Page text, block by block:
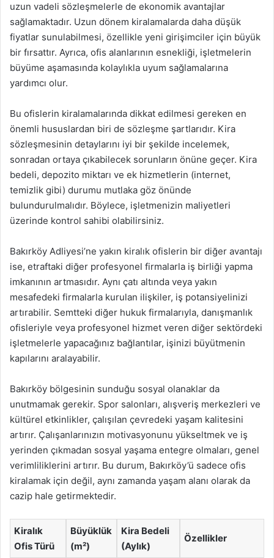
uzun vadeli sözleşmelerle de ekonomik avantajlar
sağlamaktadır. Uzun dönem kiralamalarda daha düşük
fiyatlar sunulabilmesi, özellikle yeni girişimciler için büyük
bir fırsattır. Ayrıca, ofis alanlarının esnekliği, işletmelerin
büyüme aşamasında kolaylıkla uyum sağlamalarına
yardımcı olur.
Bu ofislerin kiralamalarında dikkat edilmesi gereken en
önemli hususlardan biri de sözleşme şartlarıdır. Kira
sözleşmesinin detaylarını iyi bir şekilde incelemek,
sonradan ortaya çıkabilecek sorunların önüne geçer. Kira
bedeli, depozito miktarı ve ek hizmetlerin (internet,
temizlik gibi) durumu mutlaka göz önünde
bulundurulmalıdır. Böylece, işletmenizin maliyetleri
üzerinde kontrol sahibi olabilirsiniz.
Bakırköy Adliyesi’ne yakın kiralık ofislerin bir diğer avantajı
ise, etraftaki diğer profesyonel firmalarla iş birliği yapma
imkanının artmasıdır. Aynı çatı altında veya yakın
mesafedeki firmalarla kurulan ilişkiler, iş potansiyelinizi
artırabilir. Semtteki diğer hukuk firmalarıyla, danışmanlık
ofisleriyle veya profesyonel hizmet veren diğer sektördeki
işletmelerle yapacağınız bağlantılar, işinizi büyütmenin
kapılarını aralayabilir.
Bakırköy bölgesinin sunduğu sosyal olanaklar da
unutmamak gerekir. Spor salonları, alışveriş merkezleri ve
kültürel etkinlikler, çalışılan çevredeki yaşam kalitesini
artırır. Çalışanlarınızın motivasyonunu yükseltmek ve iş
yerinden çıkmadan sosyal yaşama entegre olmaları, genel
verimliliklerini artırır. Bu durum, Bakırköy’ü sadece ofis
kiralamak için değil, aynı zamanda yaşam alanı olarak da
cazip hale getirmektedir.
Kiralık
Ofis Türü
Büyüklük
(m²)
Kira Bedeli
(Aylık)
Özellikler